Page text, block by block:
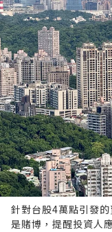
針對台股4萬點引發
是賭博，提醒投資人